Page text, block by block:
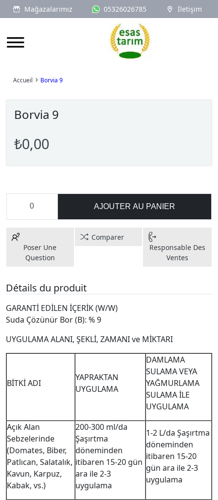
Mağazalarımız 05326026785 İletişim
Logo
Accueil Borvia 9
Borvia 9
₺0,00
AJOUTER AU PANIER
Poser Une
Question
Comparer
Responsable Des
Ventes
Détails du produit
GARANTİ EDİLEN İÇERİK (W/W)
Suda Çözünür Bor (B): % 9
UYGULAMA ALANI, ŞEKLİ, ZAMANI ve MİKTARI
BİTKİ ADI
YAPRAKTAN
UYGULAMA
DAMLAMA
SULAMA VEYA
YAĞMURLAMA
SULAMA İLE
UYGULAMA
Açık Alan
Sebzelerinde
(Domates, Biber,
Patlıcan, Salatalık,
Kavun, Karpuz,
Kabak, vs.)
200-300 ml/da
Şaşırtma
döneminden
itibaren 15-20 gün
ara ile 2-3
uygulama
1-2 L/da Şaşırtma
döneminden
itibaren 15-20
gün ara ile 2-3
uygulama